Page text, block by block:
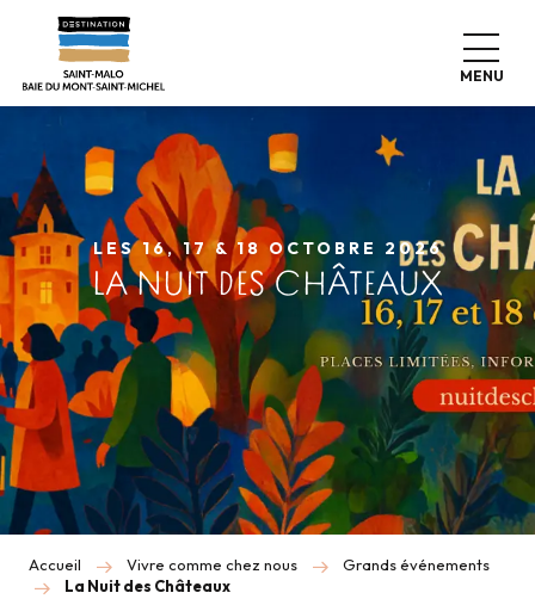
contenu
principal
MENU
LES 16, 17 & 18 OCTOBRE 2026
LA NUIT DES CHÂTEAUX
Accueil Vivre comme chez nous
Grands événements
La Nuit des Châteaux